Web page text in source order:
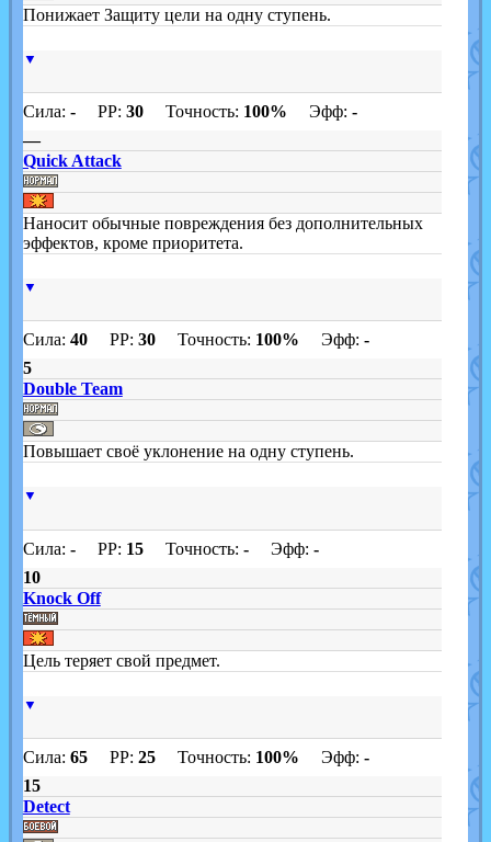
Понижает Защиту цели на одну ступень.
▼
Сила: -PP: 30Точность: 100% Эфф: -
—
Quick Attack
Наносит обычные повреждения без дополнительных
эффектов, кроме приоритета.
▼
Сила: 40PP: 30Точность: 100% Эфф: -
5
Double Team
Повышает своё уклонение на одну ступень.
▼
Сила: -PP: 15Точность: -Эфф: -
10
Knock Off
Цель теряет свой предмет.
▼
Сила: 65PP: 25Точность: 100% Эфф: -
15
Detect